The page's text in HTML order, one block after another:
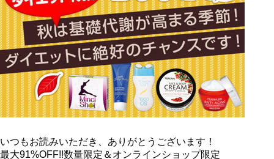
いつもお読みいただき、ありがとうございます！
最大91%OFF!!数量限定＆オンラインショップ限定